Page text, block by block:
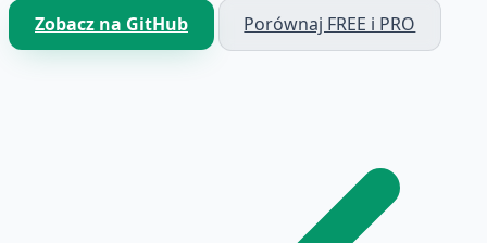
Zobacz na GitHub Porównaj FREE i PRO